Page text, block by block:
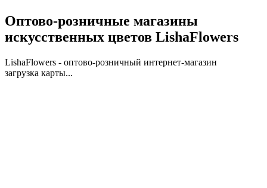
Оптово-розничные магазины
искусственных цветов LishaFlowers
LishaFlowers - оптово-розничный интернет-магазин
загрузка карты...